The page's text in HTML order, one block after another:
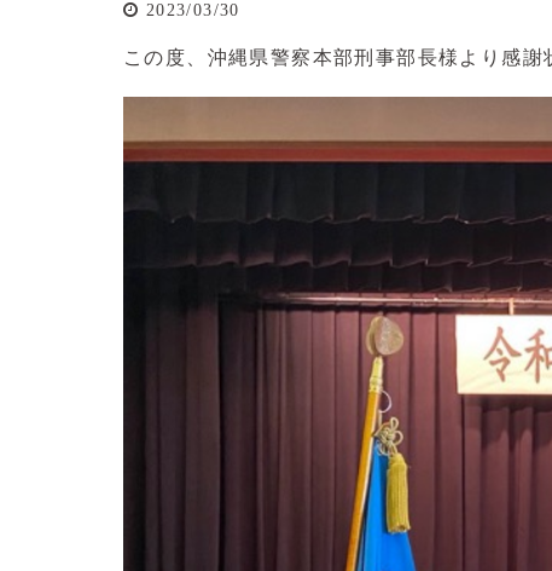
2023/03/30
この度、沖縄県警察本部刑事部長様より感謝